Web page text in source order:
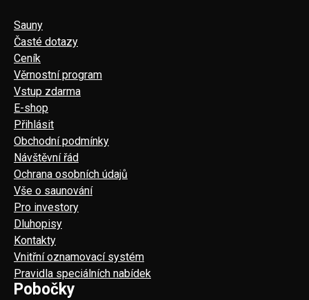
Sauny
Časté dotazy
Ceník
Věrnostní program
Vstup zdarma
E-shop
Přihlásit
Obchodní podmínky
Návštěvní řád
Ochrana osobních údajů
Vše o saunování
Pro investory
Dluhopisy
Kontakty
Vnitřní oznamovací systém
Pravidla speciálních nabídek
Pobočky